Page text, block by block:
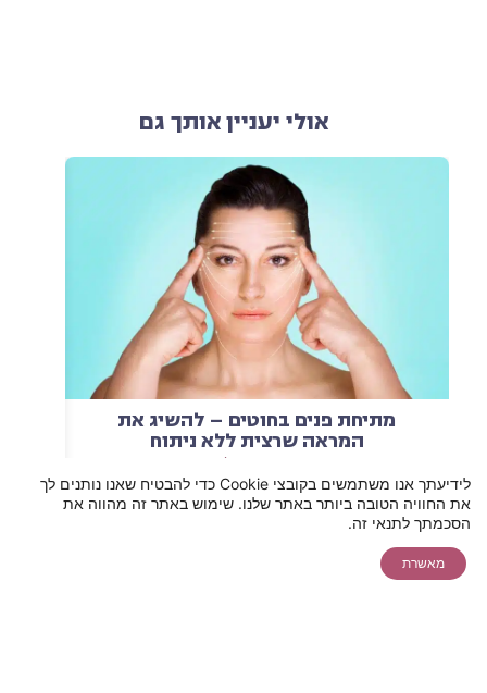
אולי יעניין אותך גם
מתיחת פנים בחוטים – להשיג את
המראה שרצית ללא ניתוח
להצעת מחיר
אונליין ללייזר
שיחת ייעוץ
לידיעתך אנו משתמשים בקובצי Cookie כדי להבטיח שאנו נותנים לך
את החוויה הטובה ביותר באתר שלנו. שימוש באתר זה מהווה את
הסכמתך לתנאי זה.
מאשרת